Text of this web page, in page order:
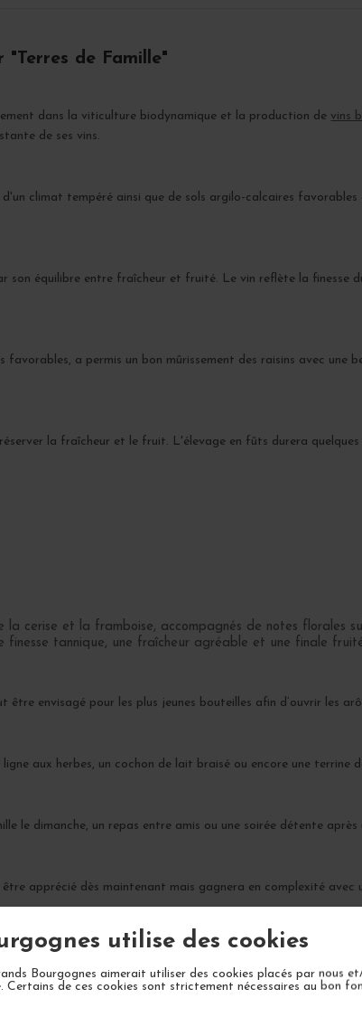
utilise des cookies
Bourgognes aimerait utiliser des cookies placés par nous
Certains de ces cookies sont strictement nécessaires au bon
de Famille"
dans la viticulture biodynamique et la production de vins
de ses vins.
d'un climat tempéré ainsi que de sols argilo-calcaires
son équilibre entre fraîcheur et fruité. Le vin reflète la finesse
favorables, a permis un bon mûrissement des raisins avec
la fraîcheur et le fruit. L'élevage en fûts durera
cerise et la framboise, accompagnés de notes florales
finesse tannique, une fraîcheur agréable et une finale
envisagé pour les plus jeunes bouteilles afin d’ouvrir les
aux herbes, un cochon de lait braisé ou encore une terrine
le dimanche, un repas entre amis ou une soirée détente
apprécié dès maintenant mais gagnera en complexité avec